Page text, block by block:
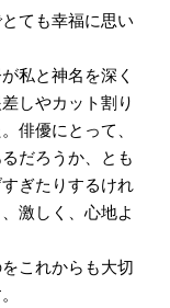
ても幸福に思い
私と神名を深く
しやカット割り
俳優にとって、
だろうか、とも
ぎたりするけれ
激しく、心地よ
これからも大切